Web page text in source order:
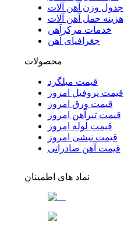
جدول وزن آهن آلات
هزینه حمل آهن آلات
خدمات مرکزآهن
جغرافیای آهن
محصولات
قیمت میلگرد
قیمت پروفیل امروز
قیمت ورق امروز
قیمت تیرآهن امروز
قیمت لوله امروز
قیمت نبشی امروز
قیمت آهن صادراتی
نماد های اطمینان